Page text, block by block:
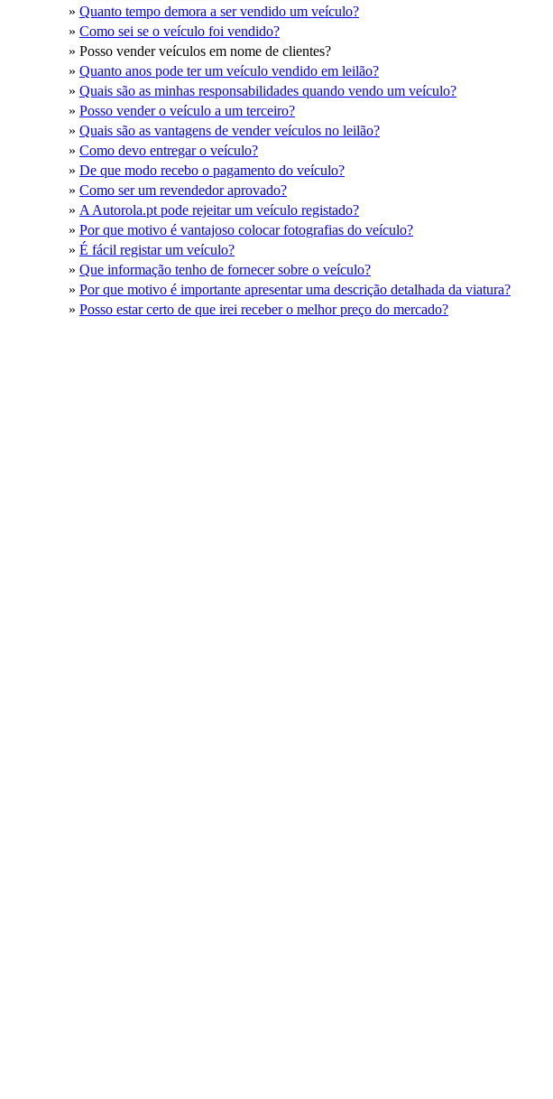
» Quanto tempo demora a ser vendido um veículo?
» Como sei se o veículo foi vendido?
» Posso vender veículos em nome de clientes?
» Quanto anos pode ter um veículo vendido em leilão?
» Quais são as minhas responsabilidades quando vendo um veículo?
» Posso vender o veículo a um terceiro?
» Quais são as vantagens de vender veículos no leilão?
» Como devo entregar o veículo?
» De que modo recebo o pagamento do veículo?
» Como ser um revendedor aprovado?
» A Autorola.pt pode rejeitar um veículo registado?
» Por que motivo é vantajoso colocar fotografias do veículo?
» É fácil registar um veículo?
» Que informação tenho de fornecer sobre o veículo?
» Por que motivo é importante apresentar uma descrição detalhada da viatura?
» Posso estar certo de que irei receber o melhor preço do mercado?